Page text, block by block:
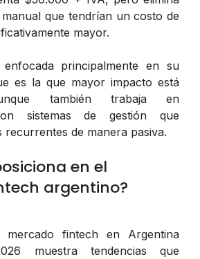
que tendrían un costo de
mayor.
principalmente en su
es la que mayor impacto está
también trabaja en
sistemas de gestión que
de manera pasiva.
en el
argentino?
fintech en Argentina
muestra tendencias que